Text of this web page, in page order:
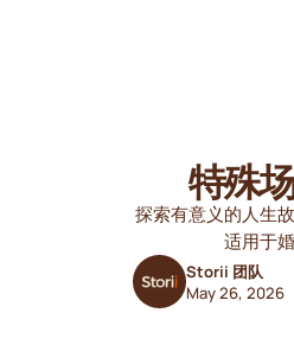
特殊
探索有意义的人生
适用于
Storii 团队
May 26, 2026